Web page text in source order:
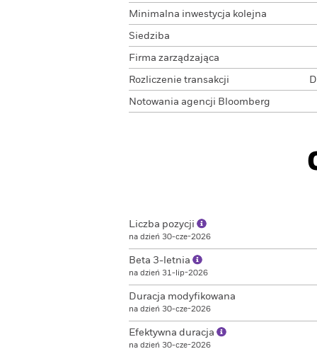
Minimalna inwestycja kolejna
Siedziba
Firma zarządzająca
Rozliczenie transakcji
Notowania agencji Bloomberg
Liczba pozycji
na dzień 30-cze-2026
Beta 3-letnia
na dzień 31-lip-2026
Duracja modyfikowana
na dzień 30-cze-2026
Efektywna duracja
na dzień 30-cze-2026